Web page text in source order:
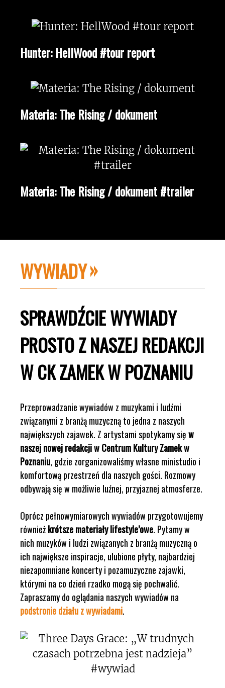
Hunter: HellWood #tour report
Materia: The Rising / dokument
Materia: The Rising / dokument #trailer
WYWIADY
SPRAWDŹCIE WYWIADY
PROSTO Z NASZEJ REDAKCJI
W CK ZAMEK W POZNANIU
Przeprowadzanie wywiadów z muzykami i ludźmi
związanymi z branżą muzyczną to jedna z naszych
największych zajawek. Z artystami spotykamy sięw
naszej nowej redakcji w Centrum Kultury Zamek w
Poznaniu, gdzie zorganizowaliśmy własne ministudio i
komfortową przestrzeń dla naszych gości. Rozmowy
odbywają się w możliwie luźnej, przyjaznej atmosferze.
Oprócz pełnowymiarowych wywiadów przygotowujemy
równieżkrótsze materiały lifestyle’owe. Pytamy w
nich muzyków i ludzi związanych z branżą muzyczną o
ich największe inspiracje, ulubione płyty, najbardziej
niezapomniane koncerty i pozamuzyczne zajawki,
którymi na co dzień rzadko mogą się pochwalić.
Zapraszamy do oglądania naszych wywiadów na
podstronie działu z wywiadami.